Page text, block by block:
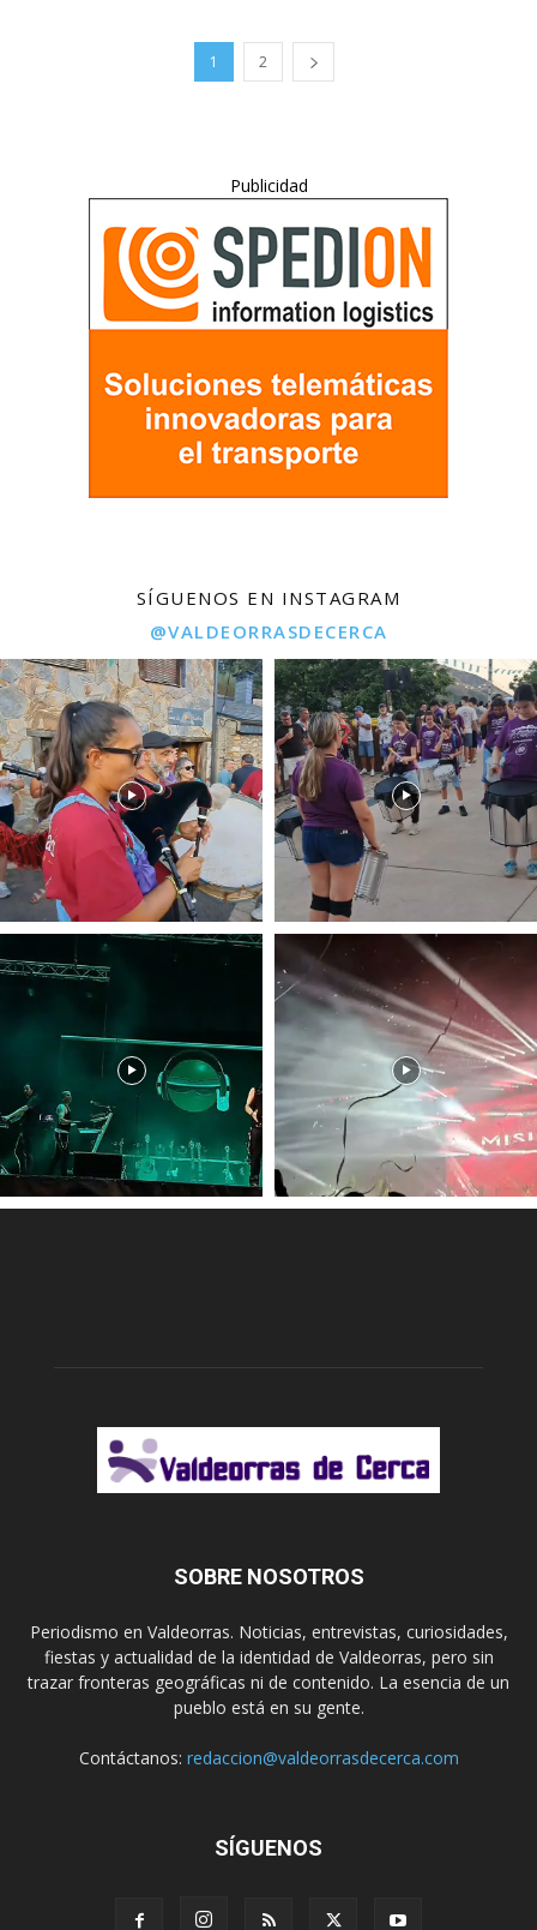
1 2
Publicidad
SÍGUENOS EN INSTAGRAM
@VALDEORRASDECERCA
SOBRE NOSOTROS
Periodismo en Valdeorras. Noticias, entrevistas, curiosidades,
fiestas y actualidad de la identidad de Valdeorras, pero sin
trazar fronteras geográficas ni de contenido. La esencia de un
pueblo está en su gente.
Contáctanos: redaccion@valdeorrasdecerca.com
SÍGUENOS